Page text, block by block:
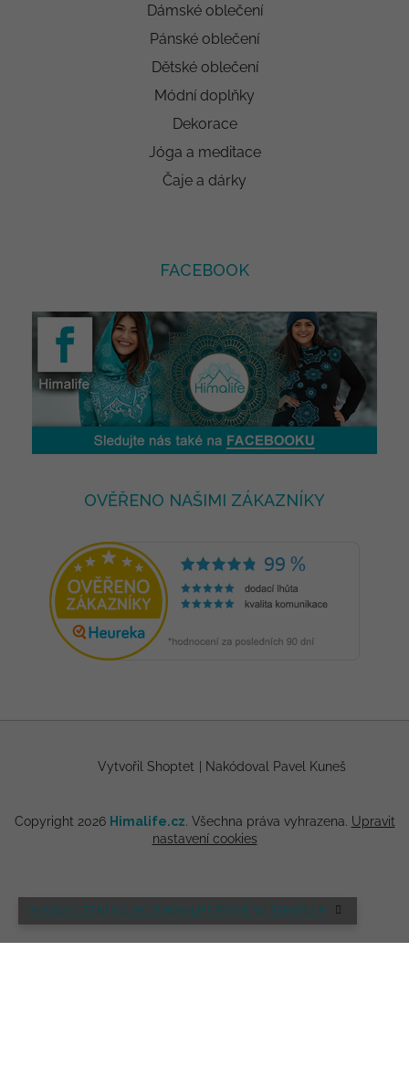
🌸 NOVÁ LETNÍ KOLEKCE HIMALIFE PRÁVĚ NA ESHOPU 🌸
Dámské oblečení
Pánské oblečení
Dětské oblečení
Módní doplňky
Dekorace
Jóga a meditace
Čaje a dárky
FACEBOOK
OVĚŘENO NAŠIMI ZÁKAZNÍKY
Vytvořil Shoptet Nakódoval Pavel Kuneš
Copyright 2026 Himalife.cz. Všechna práva vyhrazena. Upravit
nastavení cookies